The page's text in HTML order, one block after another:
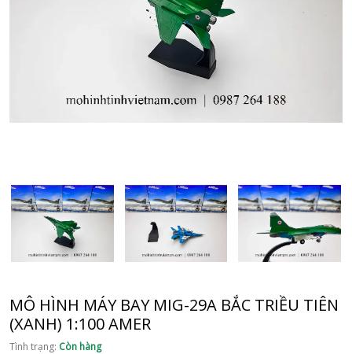
MÔ HÌNH MÁY BAY MIG-29A BẮC TRIỀU TIÊN
(XANH) 1:100 AMER
Tình trạng: Còn hàng